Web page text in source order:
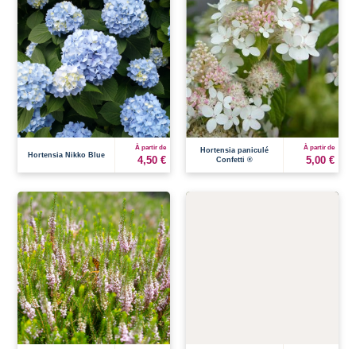
Hortensia Nikko Blue
À partir de
4,50 €
Hortensia paniculé
Confetti ®
À partir de
5,00 €